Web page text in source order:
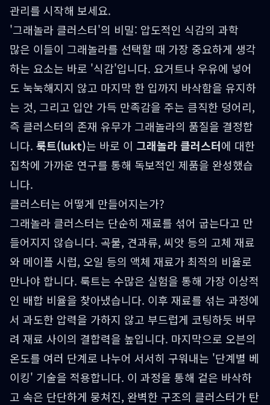
관리를 시작해 보세요.
'그래놀라 클러스터'의 비밀: 압도적인 식감의 과학
많은 이들이 그래놀라를 선택할 때 가장 중요하게 생각
하는 요소는 바로 '식감'입니다. 요거트나 우유에 넣어
도 눅눅해지지 않고 마지막 한 입까지 바삭함을 유지하
는 것, 그리고 입안 가득 만족감을 주는 큼직한 덩어리,
즉 클러스터의 존재 유무가 그래놀라의 품질을 결정합
니다. 룩트(lukt)는 바로 이 그래놀라 클러스터에 대한
집착에 가까운 연구를 통해 독보적인 제품을 완성했습
니다.
클러스터는 어떻게 만들어지는가?
그래놀라 클러스터는 단순히 재료를 섞어 굽는다고 만
들어지지 않습니다. 곡물, 견과류, 씨앗 등의 고체 재료
와 메이플 시럽, 오일 등의 액체 재료가 최적의 비율로
만나야 합니다. 룩트는 수많은 실험을 통해 가장 이상적
인 배합 비율을 찾아냈습니다. 이후 재료를 섞는 과정에
서 과도한 압력을 가하지 않고 부드럽게 코팅하듯 버무
려 재료 사이의 결합력을 높입니다. 마지막으로 오븐의
온도를 여러 단계로 나누어 서서히 구워내는 '단계별 베
이킹' 기술을 적용합니다. 이 과정을 통해 겉은 바삭하
고 속은 단단하게 뭉쳐진, 완벽한 구조의 클러스터가 탄